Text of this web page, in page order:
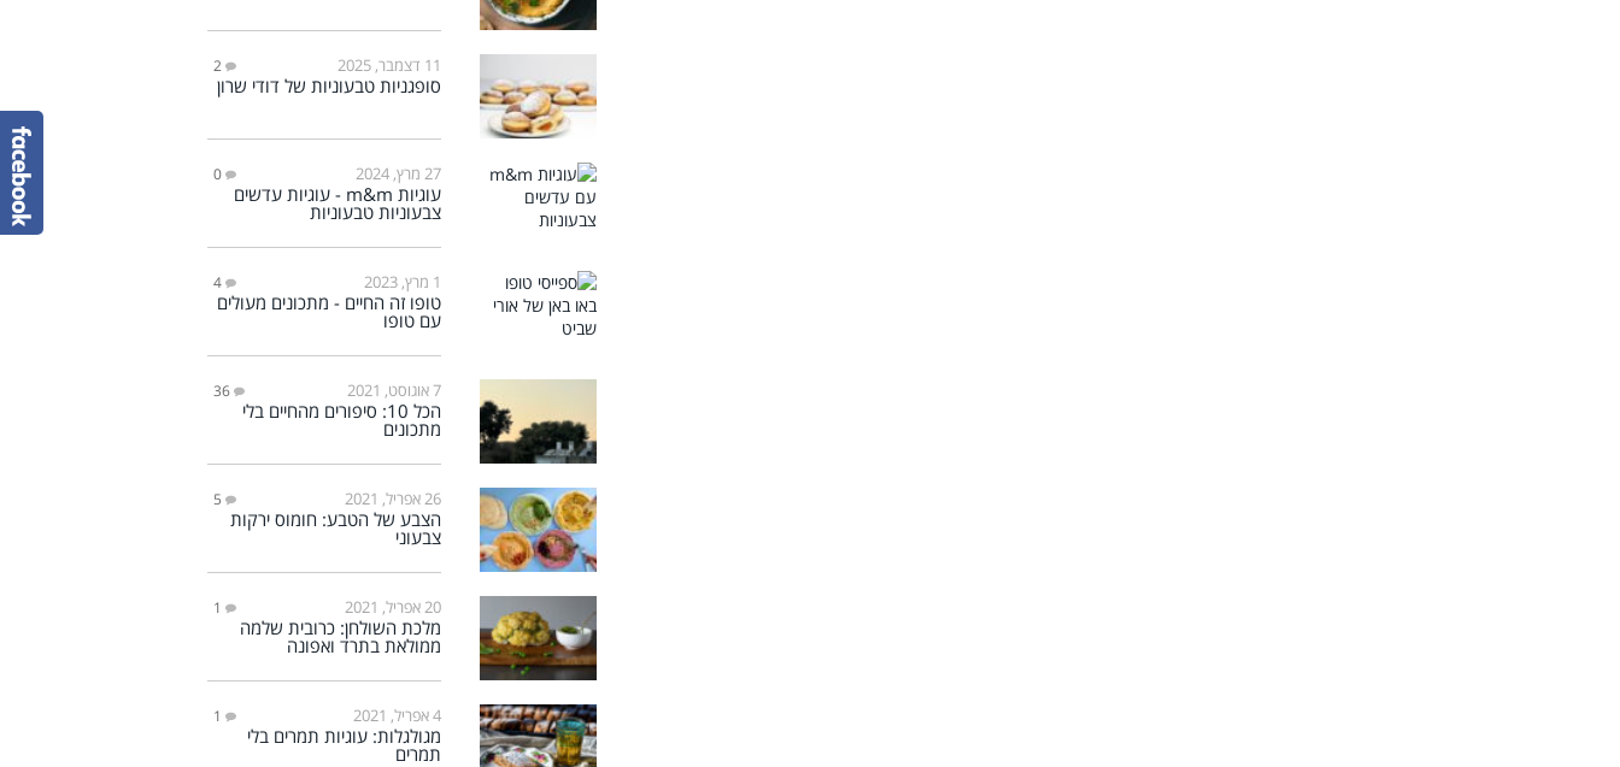
11 דצמבר, 2025 2
סופגניות טבעוניות של דודי שרון
27 מרץ, 2024 0
עוגיות m&m - עוגיות עדשים
צבעוניות טבעוניות
1 מרץ, 2023 4
טופו זה החיים - מתכונים מעולים
עם טופו
7 אוגוסט, 2021 36
הכל 10: סיפורים מהחיים בלי
מתכונים
26 אפריל, 2021 5
הצבע של הטבע: חומוס ירקות
צבעוני
20 אפריל, 2021 1
מלכת השולחן: כרובית שלמה
ממולאת בתרד ואפונה
4 אפריל, 2021 1
מגולגלות: עוגיות תמרים בלי
תמרים